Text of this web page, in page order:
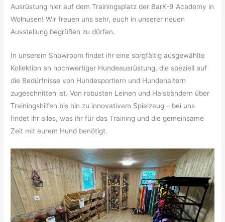
Ausrüstung hier auf dem Trainingsplatz der BarK-9 Academy in
Wolhusen! Wir freuen uns sehr, euch in unserer neuen
Ausstellung begrüßen zu dürfen.
In unserem Showroom findet ihr eine sorgfältig ausgewählte
Kollektion an hochwertiger Hundeausrüstung, die speziell auf
die Bedürfnisse von Hundesportlern und Hundehaltern
zugeschnitten ist. Von robusten Leinen und Halsbändern über
Trainingshilfen bis hin zu innovativem Spielzeug – bei uns
findet ihr alles, was ihr für das Training und die gemeinsame
Zeit mit eurem Hund benötigt.